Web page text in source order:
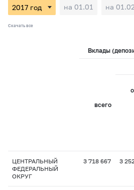
на 01.01 на 01.02
Скачать все
Вклады
всего
ЦЕНТРАЛЬНЫЙ
ФЕДЕРАЛЬНЫЙ
ОКРУГ
3 718 667 3